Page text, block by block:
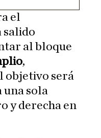
el
salido
al bloque
,
objetivo será
una sola
y derecha en